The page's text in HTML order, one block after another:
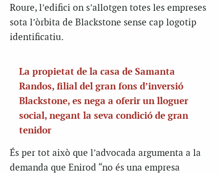
Roure, l’edifici on s’allotgen totes les empreses
sota l’òrbita de Blackstone sense cap logotip
identificatiu.
La propietat de la casa de Samanta
Randos, filial del gran fons d’inversió
Blackstone, es nega a oferir un lloguer
social, negant la seva condició de gran
tenidor
És per tot això que l’advocada argumenta a la
demanda que Enirod “no és una empresa